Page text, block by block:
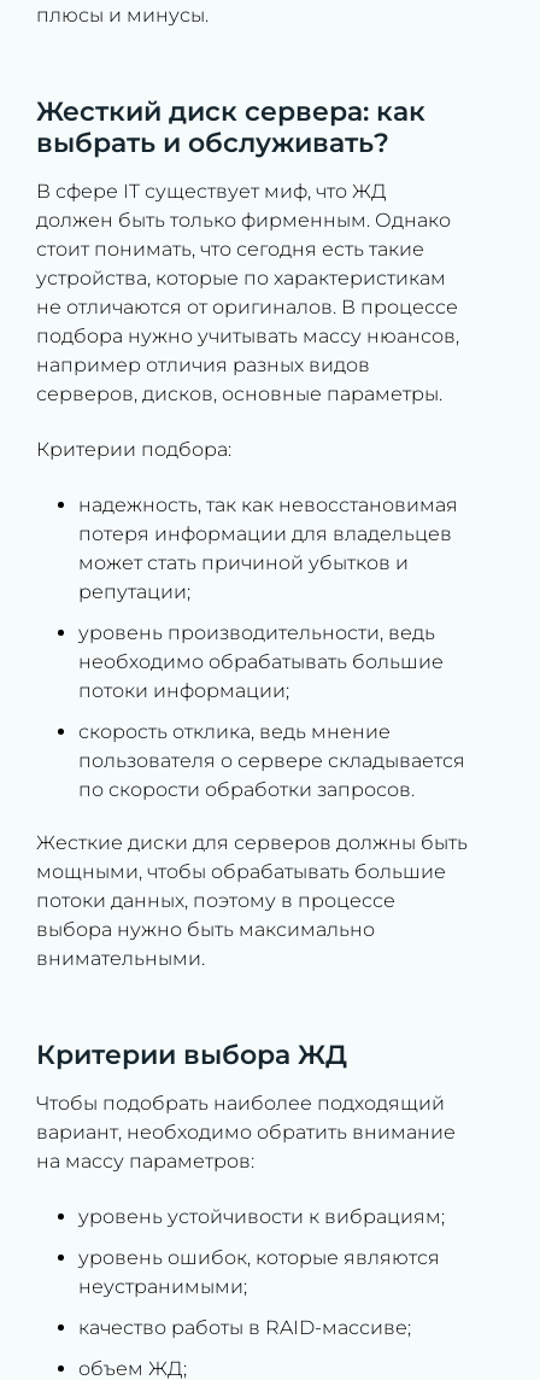
плюсы и минусы.
Жесткий диск сервера: как
выбрать и обслуживать?
В сфере IT существует миф, что ЖД
должен быть только фирменным. Однако
стоит понимать, что сегодня есть такие
устройства, которые по характеристикам
не отличаются от оригиналов. В процессе
подбора нужно учитывать массу нюансов,
например отличия разных видов
серверов, дисков, основные параметры.
Критерии подбора:
надежность, так как невосстановимая
потеря информации для владельцев
может стать причиной убытков и
репутации;
уровень производительности, ведь
необходимо обрабатывать большие
потоки информации;
скорость отклика, ведь мнение
пользователя о сервере складывается
по скорости обработки запросов.
Жесткие диски для серверов должны быть
мощными, чтобы обрабатывать большие
потоки данных, поэтому в процессе
выбора нужно быть максимально
внимательными.
Критерии выбора ЖД
Чтобы подобрать наиболее подходящий
вариант, необходимо обратить внимание
на массу параметров:
уровень устойчивости к вибрациям;
уровень ошибок, которые являются
неустранимыми;
качество работы в RAID-массиве;
объем ЖД;